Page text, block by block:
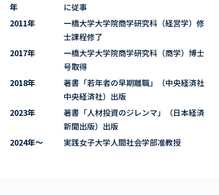
年
に従事
2011年
一橋大学大学院商学研究科（経営学）修
士課程修了
2017年
一橋大学大学院商学研究科（商学）博士
号取得
2018年
著書「若年者の早期離職」（中央経済社
中央経済社）出版
2023年
著書「人材投資のジレンマ」（日本経済
新聞出版）出版
2024年～
実践女子大学人間社会学部准教授